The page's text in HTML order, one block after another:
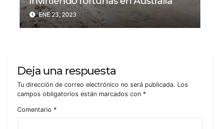
ENE 23, 2023
Deja una respuesta
Tu dirección de correo electrónico no será publicada. Los
campos obligatorios están marcados con *
Comentario *